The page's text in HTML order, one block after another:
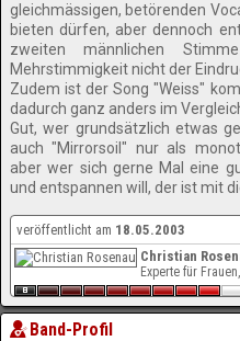
gleichmässigen, betörenden
bieten dürfen, aber dennoch
zweiten männlichen
Mehrstimmigkeit nicht der
Zudem ist der Song "Weiss"
dadurch ganz anders im
Gut, wer grundsätzlich etwas
auch "Mirrorsoil" nur als
aber wer sich gerne Mal eine
und entspannen will, der ist mit
veröffentlicht am 18.05.2003
Christian
Experte für
Band-Profil